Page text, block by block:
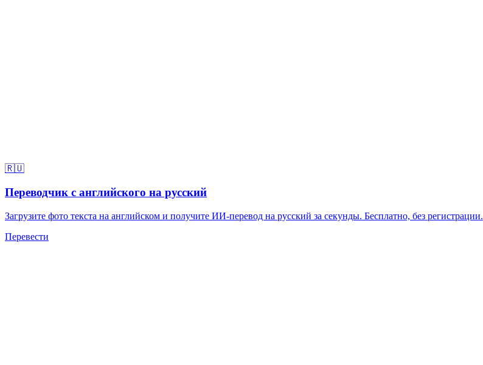
🇷🇺
Переводчик с английского на русский
Загрузите фото текста на английском и получите ИИ-перевод на русский за секунды. Бесплатно, без регистрации.
Перевести